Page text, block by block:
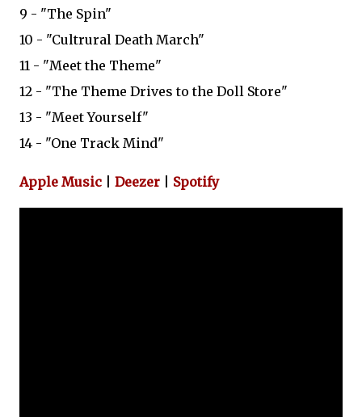
9 - "The Spin"
10 - "Cultrural Death March"
11 - "Meet the Theme"
12 - "The Theme Drives to the Doll Store"
13 - "Meet Yourself"
14 - "One Track Mind"
Apple Music Deezer Spotify